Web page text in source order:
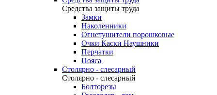
Средства защиты труда
Замки
Наколенники
Огнетушители порошковые
Очки Каски Наушники
Перчатки
Пояса
Столярно - слесарный
Столярно - слесарный
Болторезы